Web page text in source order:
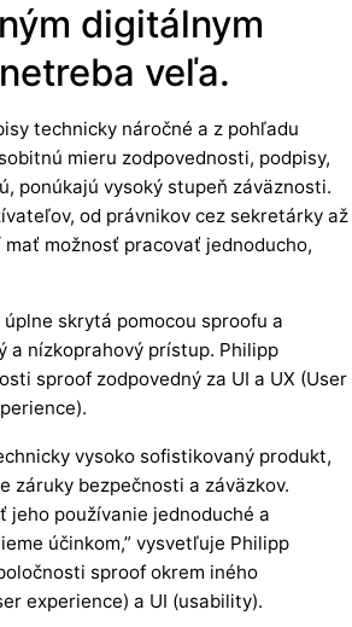
digitálnym
veľa.
technicky náročné a z pohľadu
mieru zodpovednosti, podpisy,
ponúkajú vysoký stupeň záväznosti.
od právnikov cez sekretárky až
mať možnosť pracovať jednoducho,
skrytá pomocou sproofu a
a nízkoprahový prístup. Philipp
sproof zodpovedný za UI a UX (User
vysoko sofistikovaný produkt,
záruky bezpečnosti a záväzkov.
jeho používanie jednoduché a
účinkom,” vysvetľuje Philipp
sproof okrem iného
experience) a UI (usability).